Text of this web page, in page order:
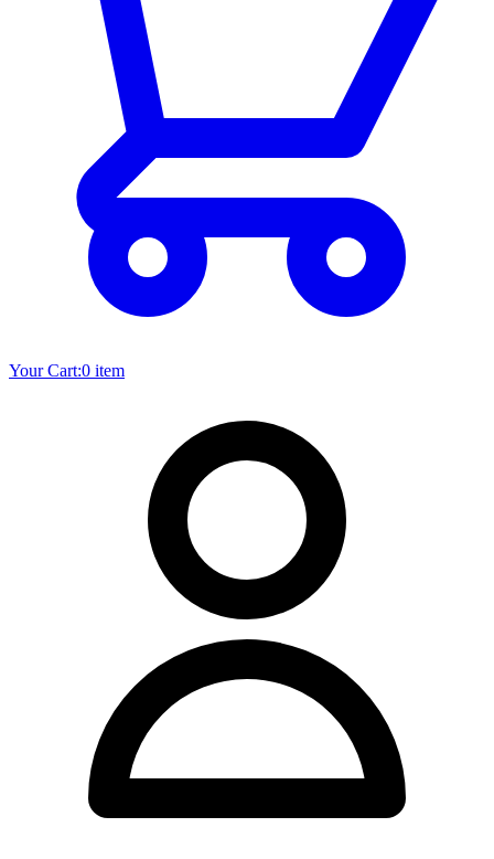
Your Cart:0 item